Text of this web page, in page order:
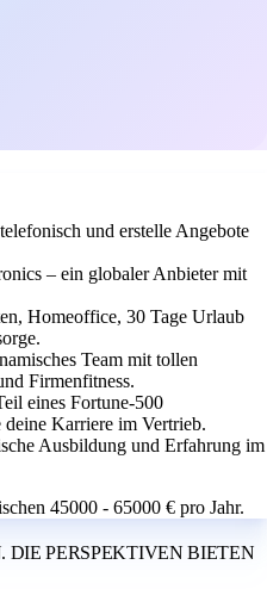
und erstelle Angebote
– ein globaler Anbieter mit
Homeoffice, 30 Tage Urlaub
Team mit tollen
Firmenfitness.
eines Fortune-500
Karriere im Vertrieb.
Ausbildung und Erfahrung im
45000 - 65000 € pro Jahr.
PERSPEKTIVEN BIETEN